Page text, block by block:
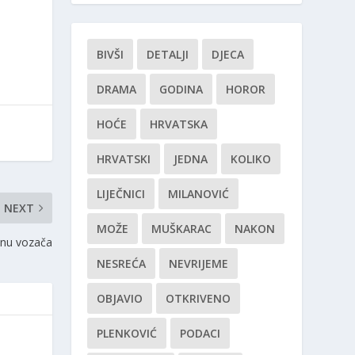
NEXT
vozača
BIVŠI DETALJI DJECA
DRAMA GODINA HOROR
HOĆE HRVATSKA
HRVATSKI JEDNA KOLIKO
LIJEČNICI MILANOVIĆ
MOŽE MUŠKARAC NAKON
NESREĆA NEVRIJEME
OBJAVIO OTKRIVENO
PLENKOVIĆ PODACI